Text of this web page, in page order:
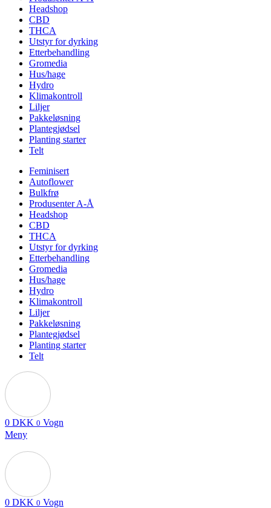
Headshop
CBD
THCA
Utstyr for dyrking
Etterbehandling
Gromedia
Hus/hage
Hydro
Klimakontroll
Liljer
Pakkeløsning
Plantegjødsel
Planting starter
Telt
Feminisert
Autoflower
Bulkfrø
Produsenter A-Å
Headshop
CBD
THCA
Utstyr for dyrking
Etterbehandling
Gromedia
Hus/hage
Hydro
Klimakontroll
Liljer
Pakkeløsning
Plantegjødsel
Planting starter
Telt
0 DKK 0 Vogn
Meny
0 DKK 0 Vogn